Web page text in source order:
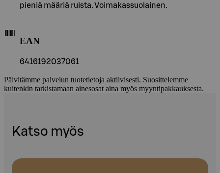
pieniä määriä ruista. Voimakassuolainen.
EAN
6416192037061
Päivitämme palvelun tuotetietoja aktiivisesti. Suosittelemme
kuitenkin tarkistamaan ainesosat aina myös myyntipakkauksesta.
Katso myös